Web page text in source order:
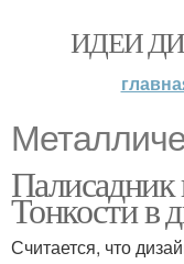
ИДЕИ
Палисадник
Тонкости в
Считается, что